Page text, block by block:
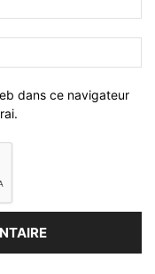
dans ce navigateur